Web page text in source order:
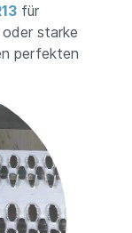
für
starke
perfekten